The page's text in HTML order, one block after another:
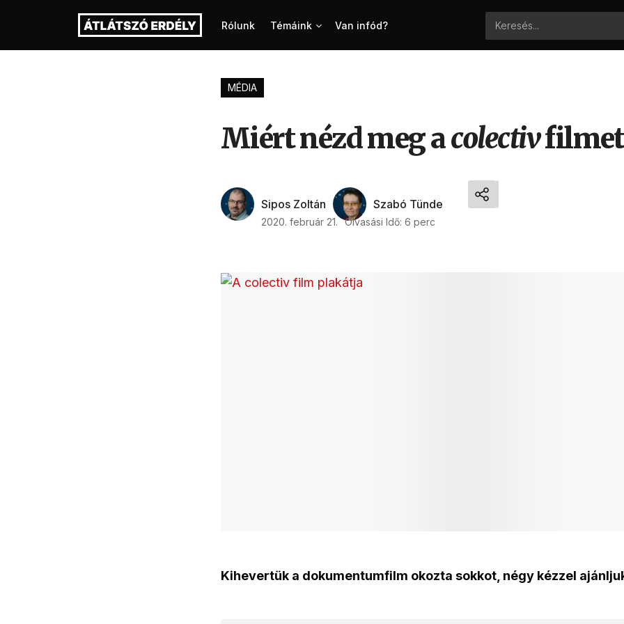
Rólunk Témáink Van infód?
MÉDIA
Miért nézd meg acolectiv
Sipos Zoltán Szabó Tünde
2020. február 21. Olvasási Idő: 6 perc
Kihevertük a dokumentumfilm okozta sokkot, négy kézzel